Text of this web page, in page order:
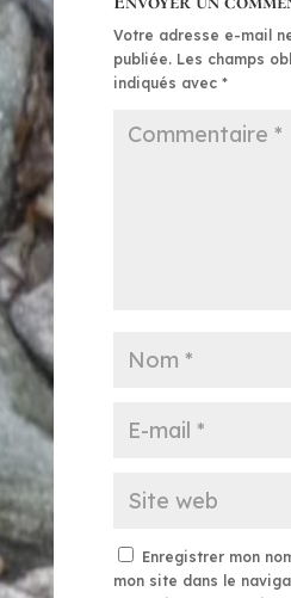
Votre adresse e-mail
publiée. Les champs
indiqués avec *
Enregistrer mon
mon site dans le